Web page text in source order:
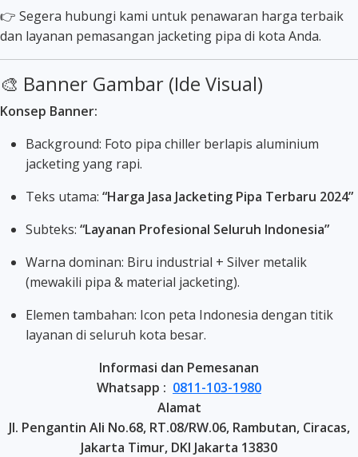
👉 Segera hubungi kami untuk penawaran harga terbaik
dan layanan pemasangan jacketing pipa di kota Anda.
🎨 Banner Gambar (Ide Visual)
Konsep Banner:
Background: Foto pipa chiller berlapis aluminium
jacketing yang rapi.
Teks utama: “Harga Jasa Jacketing Pipa Terbaru 2024”
Subteks: “Layanan Profesional Seluruh Indonesia”
Warna dominan: Biru industrial + Silver metalik
(mewakili pipa & material jacketing).
Elemen tambahan: Icon peta Indonesia dengan titik
layanan di seluruh kota besar.
Informasi dan Pemesanan
Whatsapp : 0811-103-1980
Alamat
Jl. Pengantin Ali No.68, RT.08/RW.06, Rambutan, Ciracas,
Jakarta Timur, DKI Jakarta 13830